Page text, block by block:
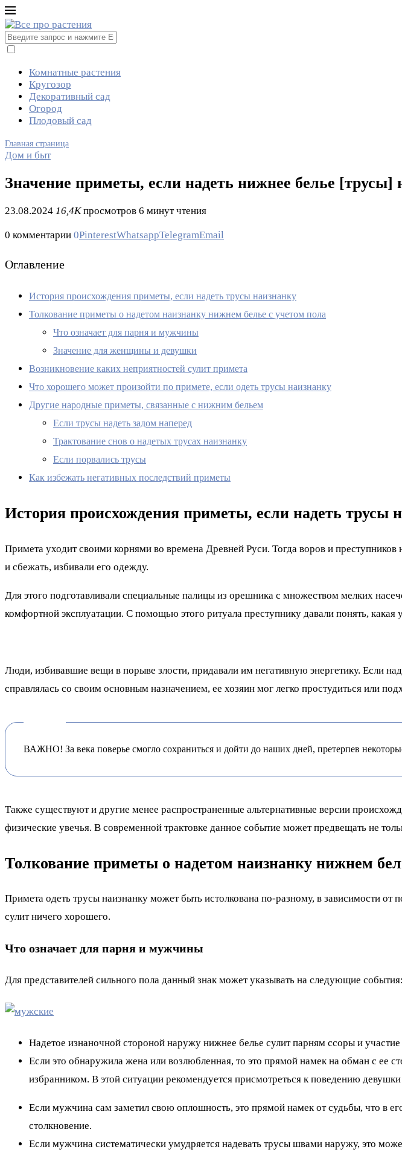
Комнатные растения
Кругозор
Декоративный сад
Огород
Плодовый сад
Главная страница
Дом и быт
Значение приметы, если надеть нижнее белье [трусы]
23.08.2024 16,4Kпросмотров 6 минут чтения
0 комментарии 0PinterestWhatsappTelegramEmail
Оглавление
История происхождения приметы, если надеть трусы наизнанку
Толкование приметы о надетом наизнанку нижнем белье с учетом пола
Что означает для парня и мужчины
Значение для женщины и девушки
Возникновение каких неприятностей сулит примета
Что хорошего может произойти по примете, если одеть трусы наизнанку
Другие народные приметы, связанные с нижним бельем
Если трусы надеть задом наперед
Трактование снов о надетых трусах наизнанку
Если порвались трусы
Как избежать негативных последствий приметы
История происхождения приметы, если надеть трусы
Примета уходит своими корнями во времена Древней Руси. Тогда воров и
и сбежать, избивали его одежду.
Для этого подготавливали специальные палицы из орешника с множеством мелких
комфортной эксплуатации. С помощью этого ритуала преступнику давали понять, какая
Люди, избивавшие вещи в порыве злости, придавали им негативную энергетику. Если
справлялась со своим основным назначением, ее хозяин мог легко простудиться или
ВАЖНО! За века поверье смогло сохраниться и дойти до наших дней, претерпев
Также существуют и другие менее распространенные альтернативные версии
физические увечья. В современной трактовке данное событие может предвещать не
Толкование приметы о надетом наизнанку нижнем
Примета одеть трусы наизнанку может быть истолкована по-разному, в зависимости
сулит ничего хорошего.
Что означает для парня и мужчины
Для представителей сильного пола данный знак может указывать на следующие события:
Надетое изнаночной стороной наружу нижнее белье сулит парням ссоры и участие
Если это обнаружила жена или возлюбленная, то это прямой намек на обман с ее
избранником. В этой ситуации рекомендуется присмотреться к поведению
Если мужчина сам заметил свою оплошность, это прямой намек от судьбы, что в
столкновение.
Если мужчина систематически умудряется надевать трусы швами наружу, это